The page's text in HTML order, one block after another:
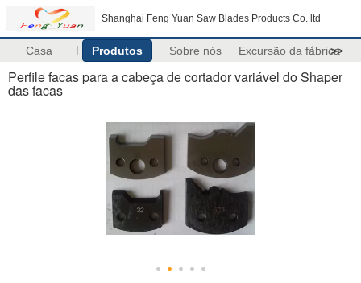
Shanghai Feng Yuan Saw Blades Products Co. ltd
Casa Produtos Sobre nós Excursão da fábrica
>>
Perfile facas para a cabeça de cortador variável do Shaper
das facas